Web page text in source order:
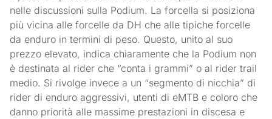
nelle discussioni sulla Podium. La forcella si posiziona
più vicina alle forcelle da DH che alle tipiche forcelle
da enduro in termini di peso. Questo, unito al suo
prezzo elevato, indica chiaramente che la Podium non
è destinata al rider che “conta i grammi” o al rider trail
medio. Si rivolge invece a un “segmento di nicchia” di
rider di enduro aggressivi, utenti di eMTB e coloro che
danno priorità alle massime prestazioni in discesa e